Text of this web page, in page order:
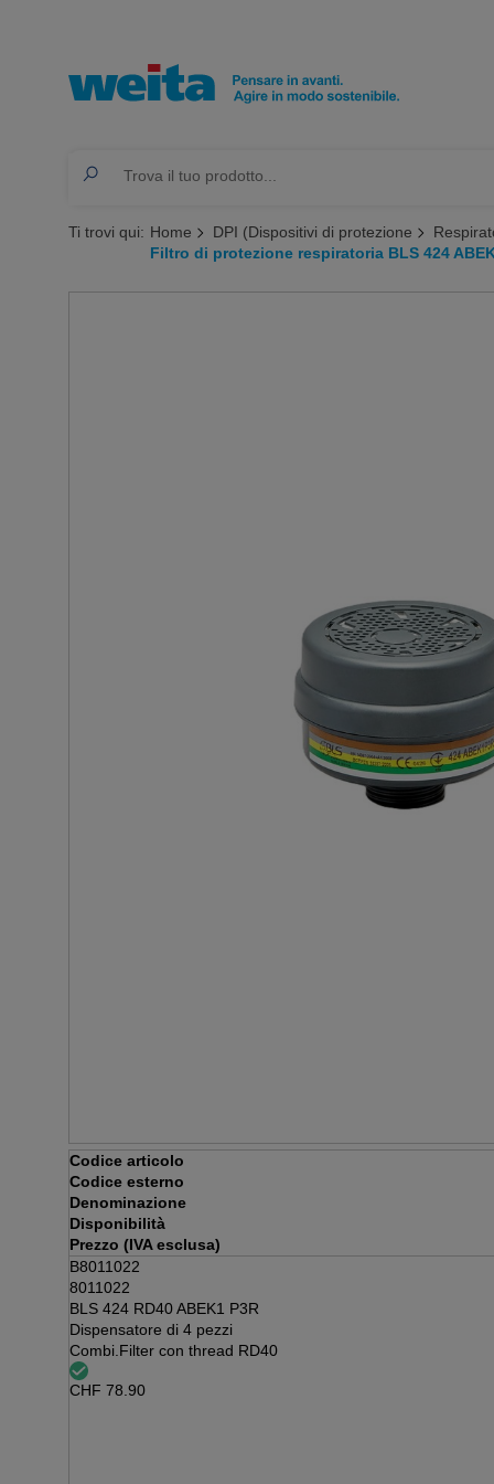
Ti trovi qui: Home DPI (Dispositivi di protezione
Filtro di protezione respiratoria BLS 424
Codice articolo
Codice esterno
Denominazione
Disponibilità
Prezzo (IVA esclusa)
B8011022
8011022
BLS 424 RD40 ABEK1 P3R
Dispensatore di 4 pezzi
Combi.Filter con thread RD40
CHF 78.90